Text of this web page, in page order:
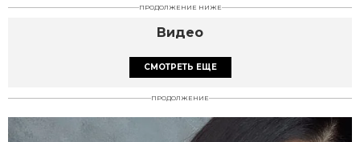
ПРОДОЛЖЕНИЕ НИЖЕ
Видео
СМОТРЕТЬ ЕЩЕ
ПРОДОЛЖЕНИЕ